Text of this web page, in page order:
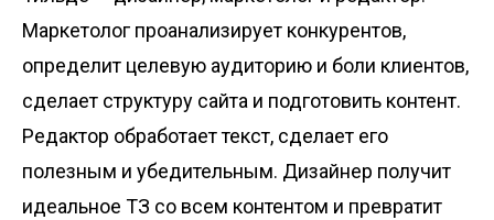
Маркетолог проанализирует конкурентов,
определит целевую аудиторию и боли клиентов,
сделает структуру сайта и подготовить контент.
Редактор обработает текст, сделает его
полезным и убедительным. Дизайнер получит
идеальное ТЗ со всем контентом и превратит